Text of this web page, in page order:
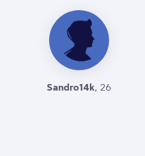
Sandro14k, 26